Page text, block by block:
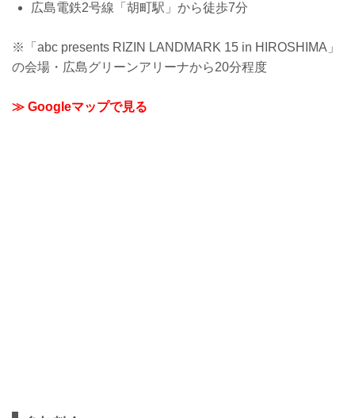
広島電鉄2号線「胡町駅」から徒歩7分
※「abc presents RIZIN LANDMARK 15 in HIROSHIMA」
の会場・広島グリーンアリーナから20分程度
≫ Googleマップで見る